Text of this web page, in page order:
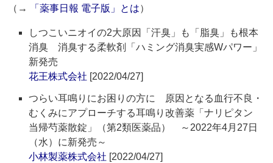
（→
「薬事日報 電子版」とは）
しつこいニオイの2大原因「汗臭」も「脂臭」も根本
消臭 消臭する柔軟剤「ハミング消臭実感Wパワー」
新発売
花王株式会社 [2022/04/27]
つらい耳鳴りにお困りの方に 原因となる血行不良・
むくみにアプローチする耳鳴り改善薬「ナリピタン
当帰芍薬散錠」（第2類医薬品） ～2022年4月27日
（水）に新発売～
小林製薬株式会社 [2022/04/27]